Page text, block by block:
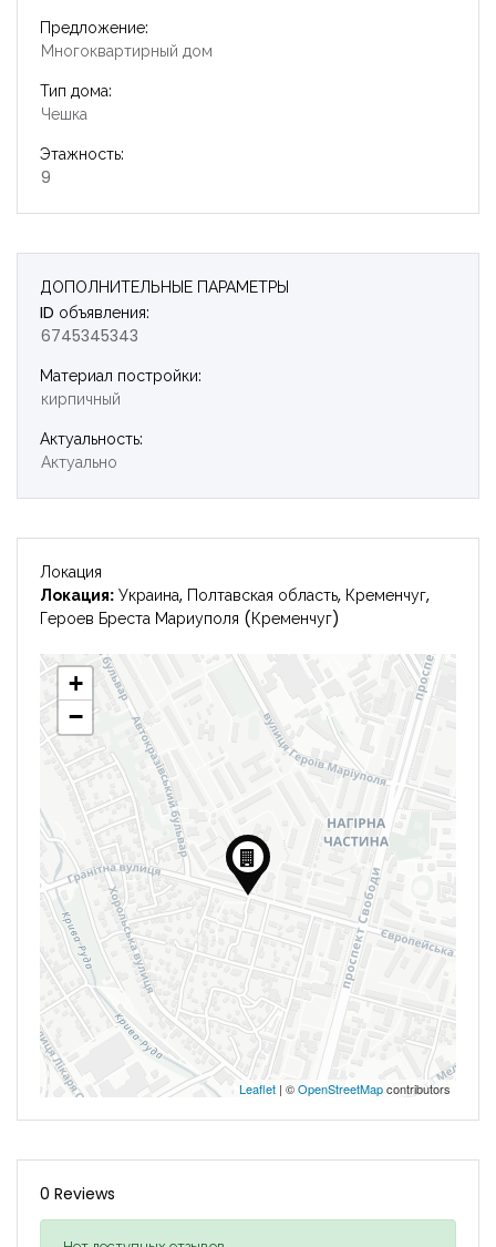
Предложение:
Многоквартирный дом
Тип дома:
Чешка
Этажность:
9
ДОПОЛНИТЕЛЬНЫЕ ПАРАМЕТРЫ
ID объявления:
6745345343
Материал постройки:
кирпичный
Актуальность:
Актуально
Локация
Локация: Украина, Полтавская область, Кременчуг,
Героев Бреста Мариуполя (Кременчуг)
+
−
Leaflet | ©OpenStreetMapcontributors
0 Reviews
Запомнить